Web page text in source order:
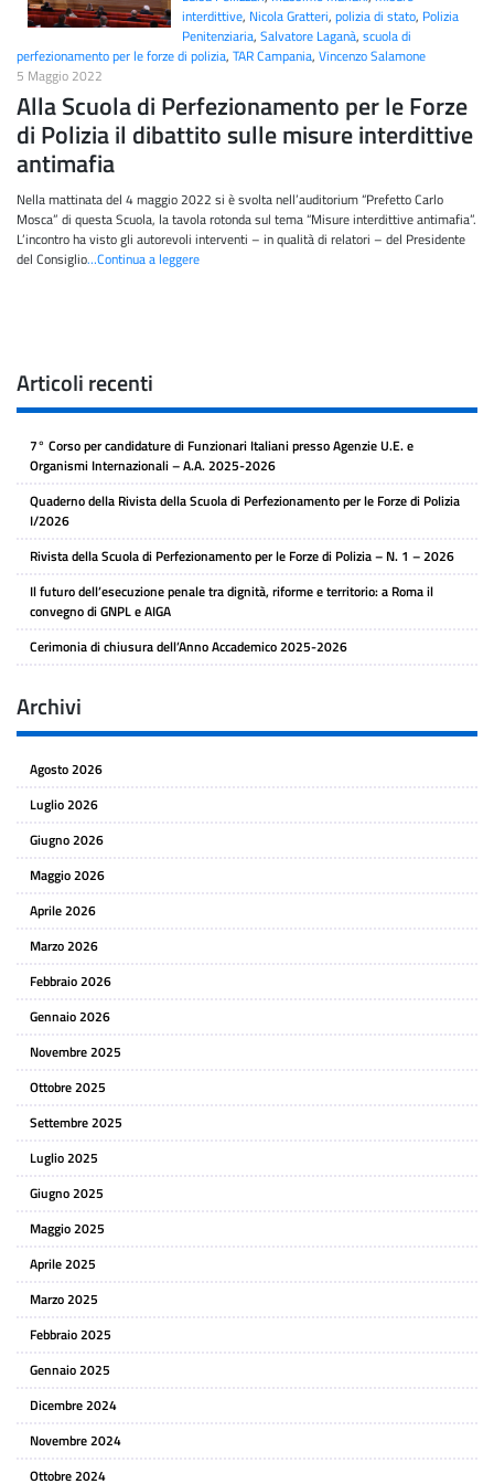
interdittive, Nicola Gratteri, polizia di stato, Polizia
Penitenziaria, Salvatore Laganà, scuola di
perfezionamento per le forze di polizia, TAR Campania, Vincenzo Salamone
5 Maggio 2022
Alla Scuola di Perfezionamento per le Forze
di Polizia il dibattito sulle misure interdittive
antimafia
Nella mattinata del 4 maggio 2022 si è svolta nell’auditorium “Prefetto Carlo
Mosca” di questa Scuola, la tavola rotonda sul tema “Misure interdittive antimafia”.
L’incontro ha visto gli autorevoli interventi – in qualità di relatori – del Presidente
del Consiglio…Continua a leggere
Articoli recenti
7° Corso per candidature di Funzionari Italiani presso Agenzie U.E. e
Organismi Internazionali – A.A. 2025-2026
Quaderno della Rivista della Scuola di Perfezionamento per le Forze di Polizia
I/2026
Rivista della Scuola di Perfezionamento per le Forze di Polizia – N. 1 – 2026
Il futuro dell’esecuzione penale tra dignità, riforme e territorio: a Roma il
convegno di GNPL e AIGA
Cerimonia di chiusura dell’Anno Accademico 2025-2026
Archivi
Agosto 2026
Luglio 2026
Giugno 2026
Maggio 2026
Aprile 2026
Marzo 2026
Febbraio 2026
Gennaio 2026
Novembre 2025
Ottobre 2025
Settembre 2025
Luglio 2025
Giugno 2025
Maggio 2025
Aprile 2025
Marzo 2025
Febbraio 2025
Gennaio 2025
Dicembre 2024
Novembre 2024
Ottobre 2024